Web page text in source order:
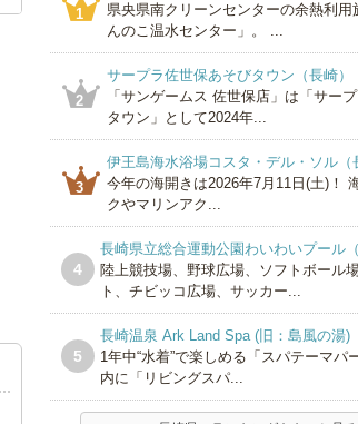
1
県央県南クリーンセンターの余熱利用
んのこ温水センター」。 ...
2
サープラ佐世保あそびタウン（長崎）
「サンゲームス 佐世保店」は「サー
タウン」として2024年...
3
伊王島海水浴場コスタ・デル・ソル（
今年の海開きは2026年7月11日(土)！
クやマリンアク...
4
長崎県立総合運動公園わいわいプール（
陸上競技場、野球広場、ソフトボール
ト、チビッコ広場、サッカー...
5
長崎温泉 Ark Land Spa (旧：島風の湯)
1年中“水着”で楽しめる「スパテーマパ
内に「リビングスパ...